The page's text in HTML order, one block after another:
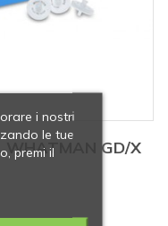
WHATMAN GD/X
i nostri
le tue
premi il